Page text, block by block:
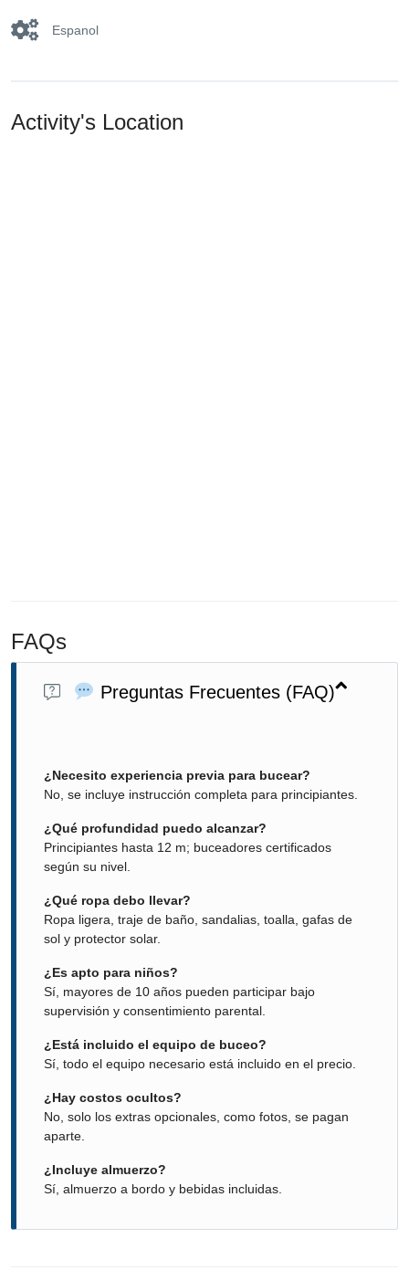
Espanol
Activity's Location
FAQs
Preguntas Frecuentes (FAQ)
¿Necesito experiencia previa para bucear?
No, se incluye instrucción completa para principiantes.
¿Qué profundidad puedo alcanzar?
Principiantes hasta 12 m; buceadores certificados
según su nivel.
¿Qué ropa debo llevar?
Ropa ligera, traje de baño, sandalias, toalla, gafas de
sol y protector solar.
¿Es apto para niños?
Sí, mayores de 10 años pueden participar bajo
supervisión y consentimiento parental.
¿Está incluido el equipo de buceo?
Sí, todo el equipo necesario está incluido en el precio.
¿Hay costos ocultos?
No, solo los extras opcionales, como fotos, se pagan
aparte.
¿Incluye almuerzo?
Sí, almuerzo a bordo y bebidas incluidas.